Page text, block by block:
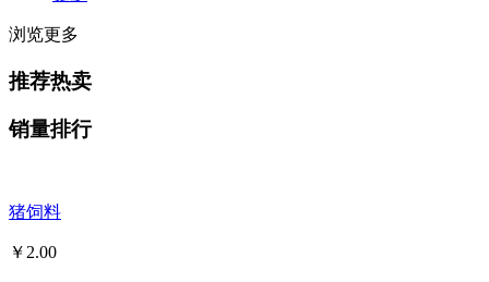
浏览更多
推荐热卖
销量排行
猪饲料
￥ 2.00